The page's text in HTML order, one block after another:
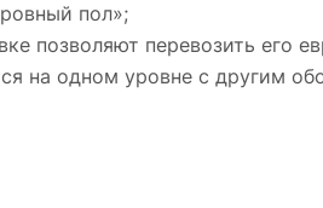
пол»;
позволяют перевозить его
на одном уровне с другим